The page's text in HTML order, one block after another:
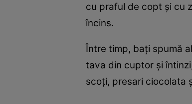
cu praful de copt şi cu
încins.
Între timp, baţi spumă
tava din cuptor şi
scoţi, presari ciocolata